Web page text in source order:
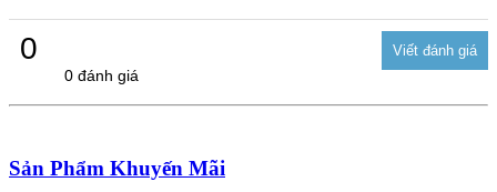
0
0 đánh giá
Sản Phẩm Khuyến Mãi